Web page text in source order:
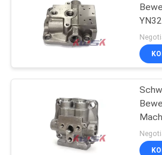
ZITAT
SITEMAP
PRIVACY
Schwingen-